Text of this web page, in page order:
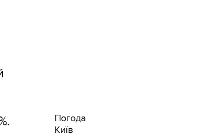
Погода
Київ